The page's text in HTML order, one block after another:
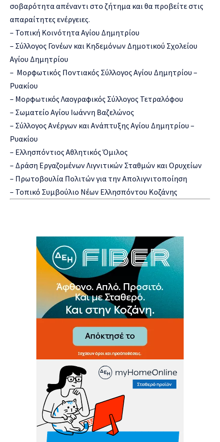
σοβαρότητα απέναντι στο ζήτημα και θα προβείτε στις
απαραίτητες ενέργειες.
– Τοπική Κοινότητα Αγίου Δημητρίου
– Σύλλογος Γονέων και Κηδεμόνων Δημοτικού Σχολείου
Αγίου Δημητρίου
– Μορφωτικός Ποντιακός Σύλλογος Αγίου Δημητρίου –
Ρυακίου
– Μορφωτικός Λαογραφικός Σύλλογος Τετραλόφου
– Σωματείο Αγίου Ιωάννη Βαζελώνος
– Σύλλογος Ανέργων και Ανάπτυξης Αγίου Δημητρίου –
Ρυακίου
– Ελλησπόντιος Αθλητικός Όμιλος
– Δράση Εργαζομένων Λιγνιτικών Σταθμών και Ορυχείων
– Πρωτοβουλία Πολιτών για την Απολιγνιτοποίηση
– Τοπικό Συμβούλιο Νέων Ελλησπόντου Κοζάνης